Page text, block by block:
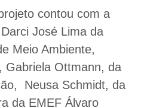
contou com a
José Lima da
Meio Ambiente,
Gabriela Ottmann, da
Neusa Schmidt, da
da EMEF Álvaro